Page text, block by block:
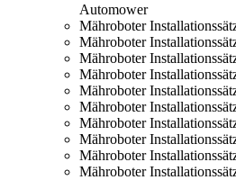
Automower
Mähroboter
Mähroboter
Mähroboter
Mähroboter
Mähroboter
Mähroboter
Mähroboter
Mähroboter
Mähroboter
Mähroboter